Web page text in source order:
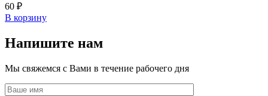
60 ₽
В корзину
Напишите нам
Мы свяжемся с Вами в течение рабочего дня